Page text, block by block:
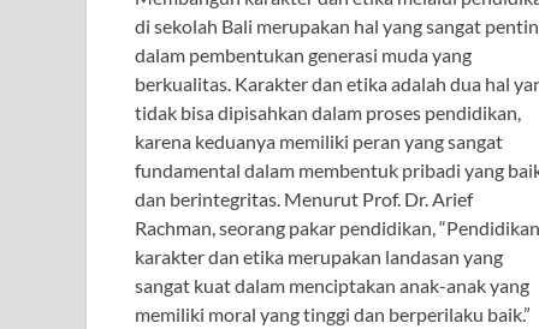
di sekolah Bali merupakan hal yang sangat
dalam pembentukan generasi muda yang
berkualitas. Karakter dan etika adalah dua hal
tidak bisa dipisahkan dalam proses pendidikan,
karena keduanya memiliki peran yang sangat
fundamental dalam membentuk pribadi yang
dan berintegritas. Menurut Prof. Dr. Arief
Rachman, seorang pakar pendidikan, “Pendidikan
karakter dan etika merupakan landasan yang
sangat kuat dalam menciptakan anak-anak yang
memiliki moral yang tinggi dan berperilaku baik.”